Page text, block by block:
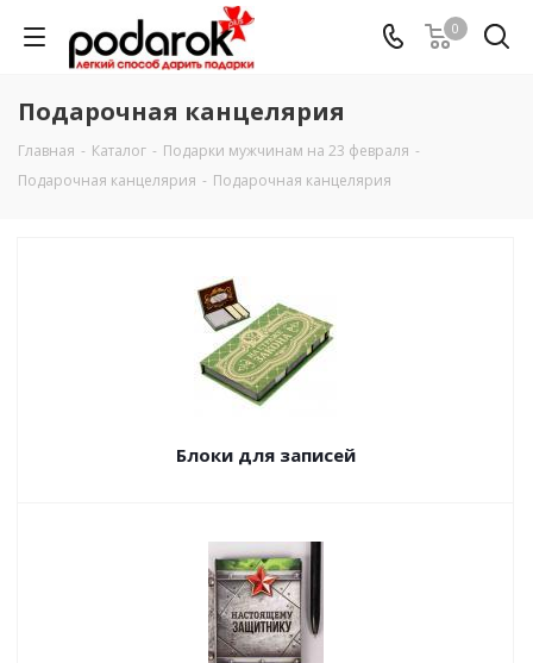
0
Подарочная канцелярия
Главная - Каталог - Подарки мужчинам на 23 февраля -
Подарочная канцелярия - Подарочная канцелярия
Блоки для записей